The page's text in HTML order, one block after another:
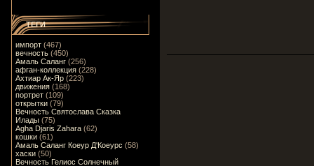
ТЕГИ
импорт (467)
вечность (450)
Амаль Саланг (256)
афган-коллекция (228)
Ахтиар Ак-Яр (223)
движения (168)
портрет (109)
открытки (79)
Вечность Святослава Сказка
Илады (75)
Agha Djaris Zahara (62)
кошки (61)
Амаль Саланг Коеур Д'Коеурс (58)
хаски (50)
Вечность Гелиос Солнечный